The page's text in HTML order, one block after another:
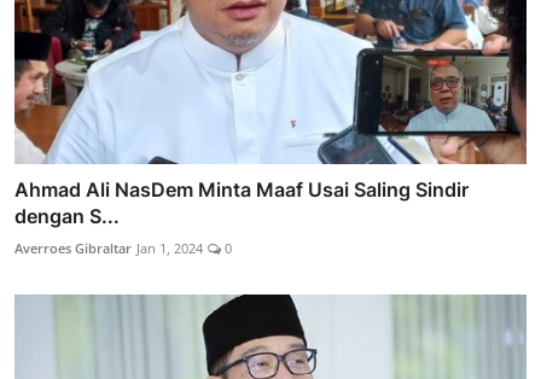
Ahmad Ali NasDem Minta Maaf Usai Saling Sindir
dengan S...
Averroes Gibraltar Jan 1, 2024 0